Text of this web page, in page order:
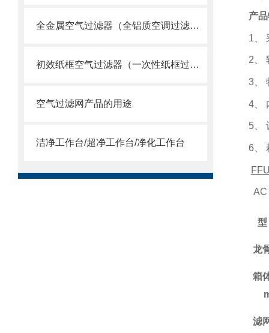
全金属空气过滤器（全铝质空调过滤网）
初效纸框空气过滤器（一次性纸框过滤网）
空气过滤网产品的用途
洁净工作台/超净工作台/净化工作台
产
1
2
3
4
5
6
AC
型
龙
箱
滤